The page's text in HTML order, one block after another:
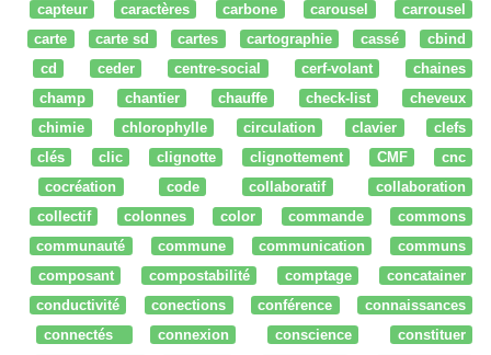
capteur
caractères carbone carousel
carrousel
carte
carte sd cartes cartographie cassé
cbind
cd
ceder centre-social cerf-volant
chaines
champ
chantier chauffe check-list
cheveux
chimie
chlorophylle circulation clavier
clefs
clés
clic clignotte clignottement CMF
cnc
cocréation
code collaboratif
collaboration
collectif
colonnes color commande
commons
communauté
commune communication
communs
composant
compostabilité comptage
concatainer
conductivité
conections conférence
connaissances
connectés
connexion conscience
constituer